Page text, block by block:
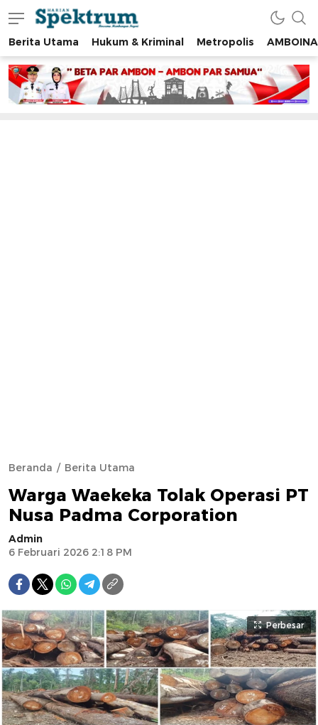
spektrumonline.com
Berita Utama Hukum & Kriminal Metropolis AMBOINA
Beranda Berita Utama
Warga Waekeka Tolak Operasi PT
Nusa Padma Corporation
Admin
6 Februari 2026 2:18 PM
Perbesar